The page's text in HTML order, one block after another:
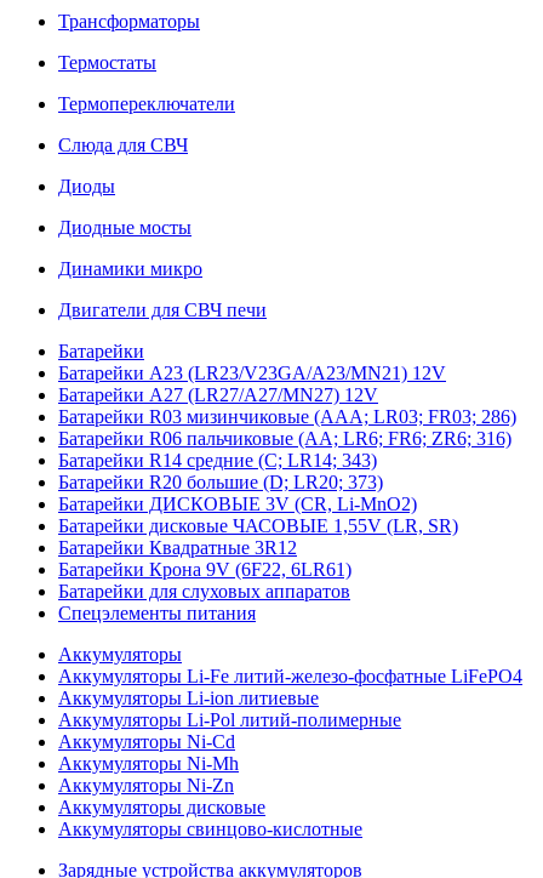
Трансформаторы
Термостаты
Термопереключатели
Слюда для СВЧ
Диоды
Диодные мосты
Динамики микро
Двигатели для СВЧ печи
Батарейки
Батарейки A23 (LR23/V23GA/A23/MN21) 12V
Батарейки A27 (LR27/A27/MN27) 12V
Батарейки R03 мизинчиковые (AAA; LR03; FR03; 286)
Батарейки R06 пальчиковые (AA; LR6; FR6; ZR6; 316)
Батарейки R14 средние (C; LR14; 343)
Батарейки R20 большие (D; LR20; 373)
Батарейки ДИСКОВЫЕ 3V (CR, Li-MnO2)
Батарейки дисковые ЧАСОВЫЕ 1,55V (LR, SR)
Батарейки Квадратные 3R12
Батарейки Крона 9V (6F22, 6LR61)
Батарейки для слуховых аппаратов
Спецэлементы питания
Аккумуляторы
Аккумуляторы Li-Fe литий-железо-фосфатные LiFePO4
Аккумуляторы Li-ion литиевые
Аккумуляторы Li-Pol литий-полимерные
Аккумуляторы Ni-Cd
Аккумуляторы Ni-Mh
Аккумуляторы Ni-Zn
Аккумуляторы дисковые
Аккумуляторы свинцово-кислотные
Зарядные устройства аккумуляторов